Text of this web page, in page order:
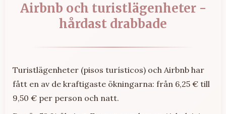
Airbnb och turistlägenheter -
hårdast drabbade
Turistlägenheter (pisos turísticos) och Airbnb har
fått en av de kraftigaste ökningarna: från 6,25 € till
9,50 € per person och natt.